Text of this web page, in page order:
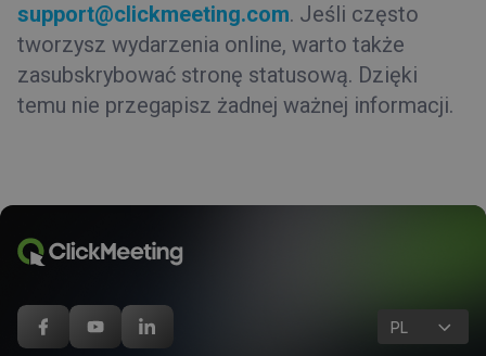
support@clickmeeting.com. Jeśli często
tworzysz wydarzenia online, warto także
zasubskrybować stronę statusową. Dzięki
temu nie przegapisz żadnej ważnej informacji.
PL